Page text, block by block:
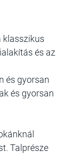
klasszikus
és az
és gyorsan
és gyorsan
Talprésze